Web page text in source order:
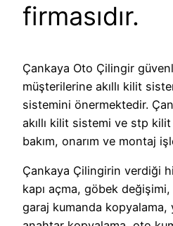
firmasıdır.
Çankaya Oto Çilingir
müşterilerine akıllı kilit
sistemini önermektedir.
akıllı kilit sistemi ve stp
bakım, onarım ve montaj
Çankaya Çilingirin verdiği
kapı açma, göbek
garaj kumanda kopyalama,